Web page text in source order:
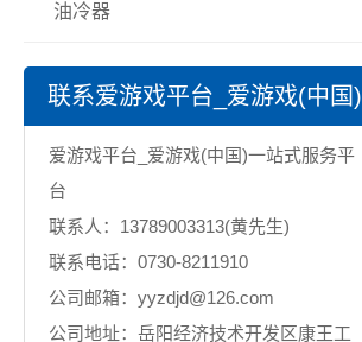
油冷器
联系爱游戏平台_爱游戏(中国)
一站式服务平台
爱游戏平台_爱游戏(中国)一站式服务平
台
联系人：13789003313(黄先生)
联系电话：0730-8211910
公司邮箱：yyzdjd@126.com
公司地址：岳阳经济技术开发区康王工